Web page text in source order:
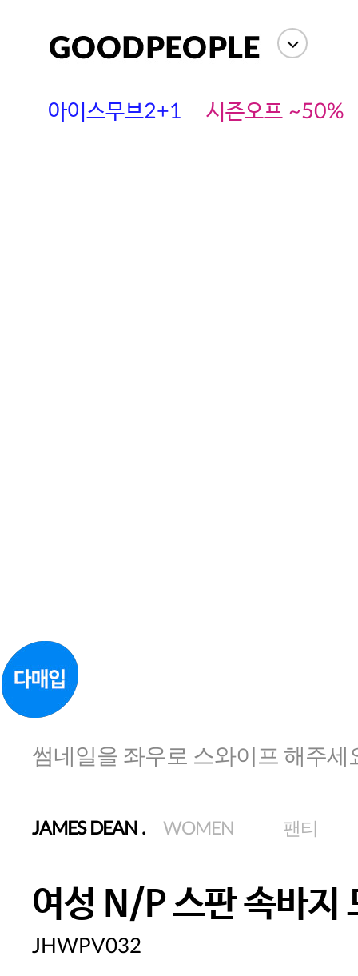
아이스무브2+1 시즌오프 ~50%
썸네일을 좌우로 스와이프 해주세
JAMES DEAN . WOMEN 팬티
여성 N/P 스판 속바지
JHWPV032